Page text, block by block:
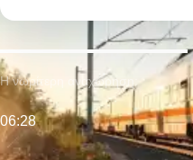
Η νωρίτερη αναχώρηση:
06:28